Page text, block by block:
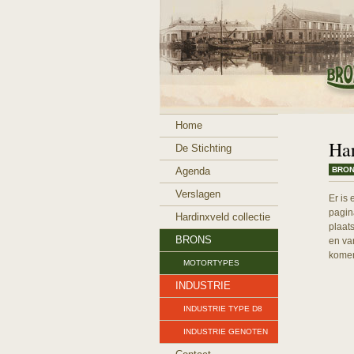
Er is
en
Home
De Stichting
Agenda
Verslagen
Hardinxveld collectie
BRONS
MOTORTYPES
INDUSTRIE
INDUSTRIE TYPE D8
INDUSTRIE GENOTEN